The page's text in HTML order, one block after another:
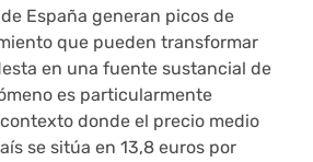
España generan picos de
que pueden transformar
en una fuente sustancial de
es particularmente
donde el precio medio
se sitúa en 13,8 euros por